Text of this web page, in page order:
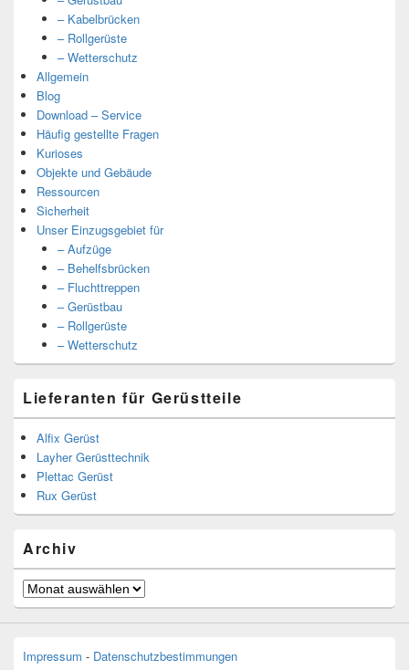
– Kabelbrücken
– Rollgerüste
– Wetterschutz
Allgemein
Blog
Download – Service
Häufig gestellte Fragen
Kurioses
Objekte und Gebäude
Ressourcen
Sicherheit
Unser Einzugsgebiet für
– Aufzüge
– Behelfsbrücken
– Fluchttreppen
– Gerüstbau
– Rollgerüste
– Wetterschutz
Lieferanten für Gerüstteile
Alfix Gerüst
Layher Gerüsttechnik
Plettac Gerüst
Rux Gerüst
Archiv
Archiv
Impressum - Datenschutzbestimmungen